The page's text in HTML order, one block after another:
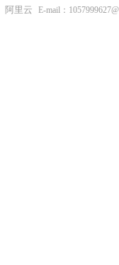
阿里云 E-mail：